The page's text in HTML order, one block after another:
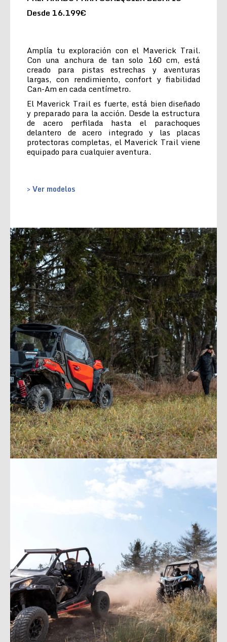
Desde 16.199€
Amplía tu exploración con el Maverick Trail.
Con una anchura de tan solo 160 cm, está
creado para pistas estrechas y aventuras
largas, con rendimiento, confort y fiabilidad
Can-Am en cada centímetro.
El Maverick Trail es fuerte, está bien diseñado
y preparado para la acción. Desde la estructura
de acero perfilada hasta el parachoques
delantero de acero integrado y las placas
protectoras completas, el Maverick Trail viene
equipado para cualquier aventura.
> Ver modelos